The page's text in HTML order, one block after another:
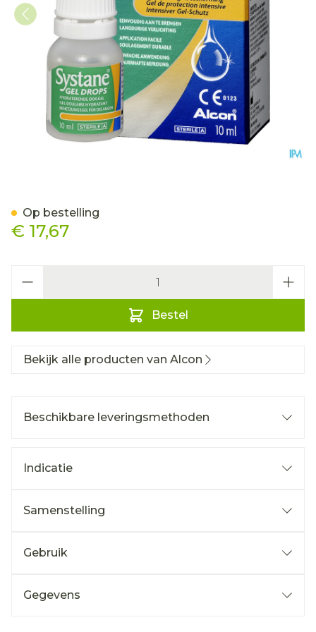
€ 17,67
Bestel
Op bestelling
Bekijk alle producten van Alcon
Beschikbare leveringsmethoden
Indicatie
Samenstelling
Gebruik
Gegevens